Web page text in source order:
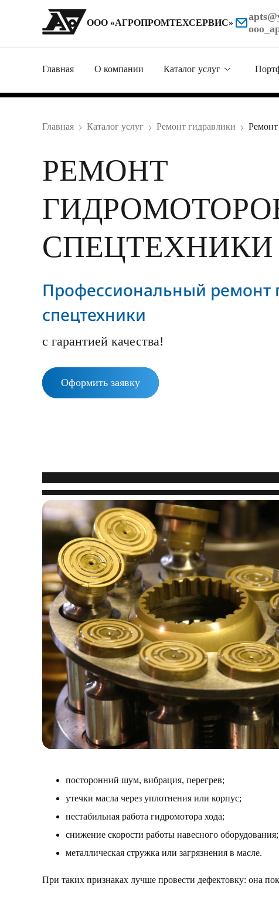
ООО «АГРОПРОМТЕХСЕРВИС»
Главная О компании Каталог услуг
Ремонт гидравлики
Нестандартное
Ремонт техники
Главная Каталог услуг Ремонт гидравлики
РЕМОНТ
СПЕЦТЕХНИКИ
Профессиональный ремонт
спецтехники
с гарантией качества!
Оформить заявку
посторонний шум, вибрация, перегрев;
утечки масла через уплотнения или корпус;
нестабильная работа гидромотора хода;
снижение скорости работы навесного оборудования;
металлическая стружка или загрязнения в масле.
При таких признаках лучше провести дефектовку: она